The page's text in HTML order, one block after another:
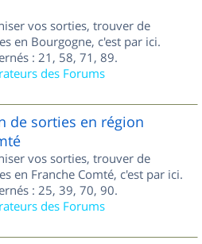
vos sorties, trouver de
en Bourgogne, c'est par ici.
: 21, 58, 71, 89.
des Forums
de sorties en région
vos sorties, trouver de
en Franche Comté, c'est par ici.
: 25, 39, 70, 90.
des Forums